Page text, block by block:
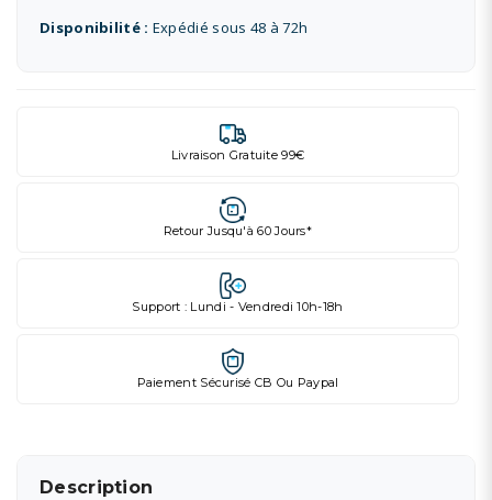
Disponibilité : Expédié sous 48 à 72h
Livraison Gratuite 99€
Retour Jusqu'à 60 Jours*
Support : Lundi - Vendredi 10h-18h
Paiement Sécurisé CB Ou Paypal
Description